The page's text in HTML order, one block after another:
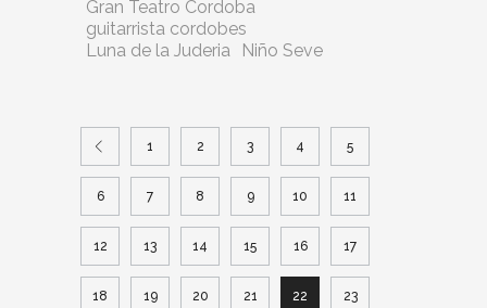
Gran Teatro Cordoba
guitarrista cordobes
Luna de la Juderia
Niño Seve
1 2 3 4 5
6 7 8 9 10 11
12 13 14 15 16 17
18 19 20 21 22 23